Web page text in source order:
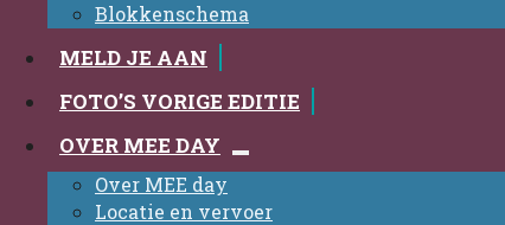
Blokkenschema
MELD JE AAN
FOTO’S VORIGE EDITIE
OVER MEE DAY
Over MEE day
Locatie en vervoer